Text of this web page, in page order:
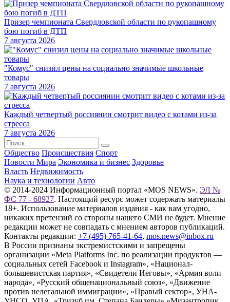
Призер чемпионата Свердловской области по рукопашному
бою погиб в ДТП
7 августа 2026
"Комус" снизил цены на социально значимые школьные
товары
7 августа 2026
Каждый четвертый россиянин смотрит видео с котами из-за
стресса
7 августа 2026
Общество Происшествия Спорт
Новости Мира Экономика и бизнес Здоровье
Власть Недвижимость
Наука и технологии Авто
© 2014-2024 Информационный портал «MOS NEWS». ЭЛ №
ФС 77 - 68927. Настоящий ресурс может содержать материалы
18+. Использование материалов издания - как вам угодно,
никаких претензий со стороны нашего СМИ не будет. Мнение
редакции может не совпадать с мнением авторов публикаций.
Контакты редакции: +7 (495) 765-41-64, mos.news@inbox.ru
В России признаны экстремистскими и запрещены
организации «Meta Platforms Inc. по реализации продуктов —
социальных сетей Facebook и Instagram», «Национал-
большевистская партия», «Свидетели Иеговы», «Армия воли
народа», «Русский общенациональный союз», «Движение
против нелегальной иммиграции», «Правый сектор», УНА-